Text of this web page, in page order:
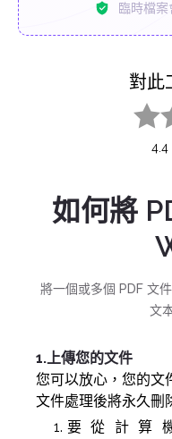
臨時檔案
對此
4.4
如何將
將一個或多個 PDF 文
文
1.上傳您的文件
您可以放心，您的文
文件處理後將永久刪
要從計算